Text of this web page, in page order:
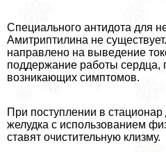
Специального антидота для
Амитриптилина не
направлено на выведение
поддержание работы сердца,
возникающих симптомов.
При поступлении в
желудка с использованием
ставят очистительную клизму.